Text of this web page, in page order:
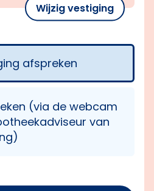
Wijzig vestiging
afspreken
(via de webcam
van